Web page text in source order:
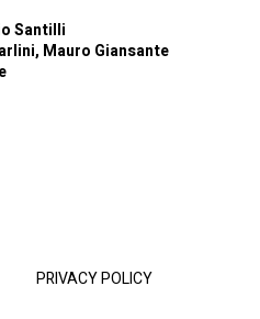
Santilli
Mauro Giansante
PRIVACY POLICY